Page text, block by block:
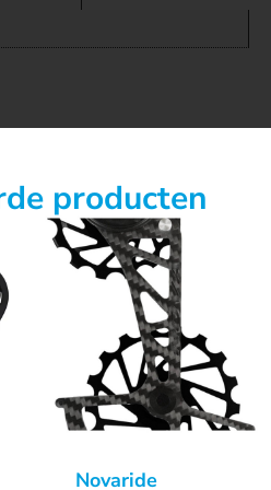
producten
Novaride